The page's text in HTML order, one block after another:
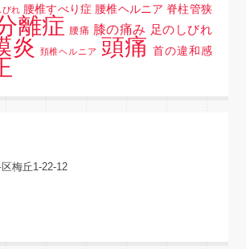
びれ 腰椎すべり症 腰椎ヘルニア 脊柱管狭
離症 腰痛 膝の痛み 足のしびれ
炎 頚椎ヘルニア 頭痛 首の違和感
梅丘1-22-12